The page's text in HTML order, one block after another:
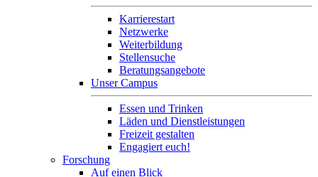
Karrierestart
Netzwerke
Weiterbildung
Stellensuche
Beratungsangebote
Unser Campus
Essen und Trinken
Läden und Dienstleistungen
Freizeit gestalten
Engagiert euch!
Forschung
Auf einen Blick